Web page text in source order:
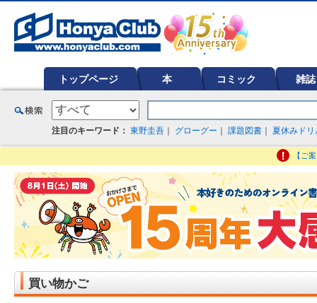
トップページ 本 コミック 雑誌
注目のキーワード： 東野圭吾 グローグー 課題図書 夏休みドリ
【ご
ど在庫も充実
買い物かご